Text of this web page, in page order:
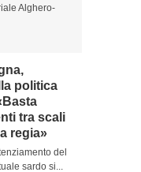
Alghero-
politica
tra scali
regia»
del
sardo si...